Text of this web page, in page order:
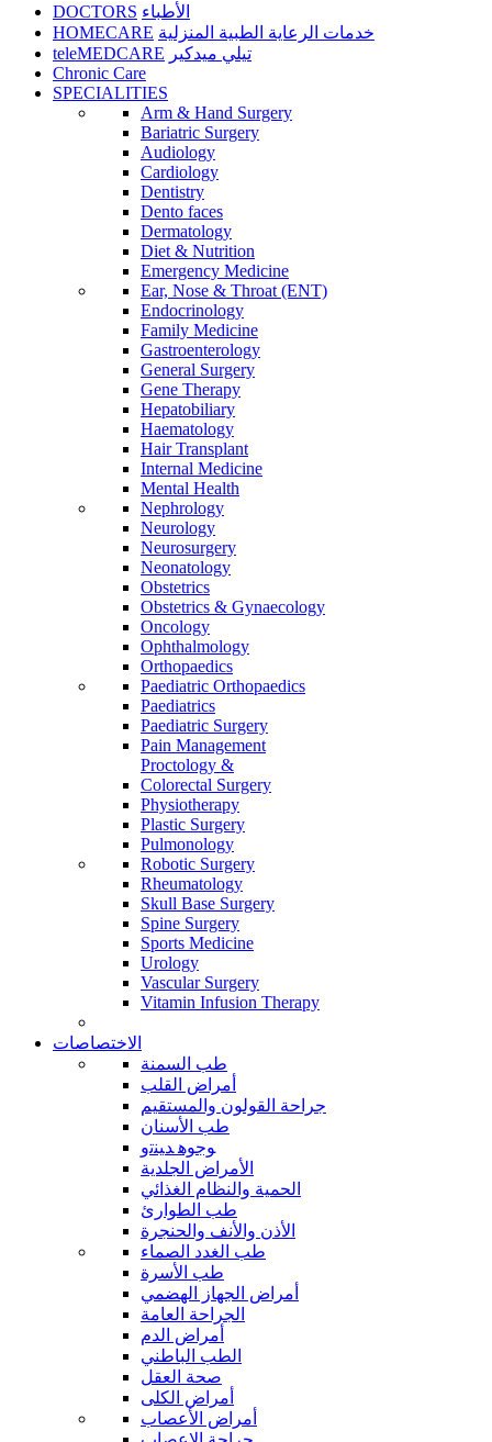
DOCTORS الأطباء
HOMECARE خدمات الرعاية الطبية المنزلية
teleMEDCARE تيلي ميدكير
Chronic Care
SPECIALITIES
Arm & Hand Surgery
Bariatric Surgery
Audiology
Cardiology
Dentistry
Dento faces
Dermatology
Diet & Nutrition
Emergency Medicine
Ear, Nose & Throat (ENT)
Endocrinology
Family Medicine
Gastroenterology
General Surgery
Gene Therapy
Hepatobiliary
Haematology
Hair Transplant
Internal Medicine
Mental Health
Nephrology
Neurology
Neurosurgery
Neonatology
Obstetrics
Obstetrics & Gynaecology
Oncology
Ophthalmology
Orthopaedics
Paediatric Orthopaedics
Paediatrics
Paediatric Surgery
Pain Management
Proctology &
Colorectal Surgery
Physiotherapy
Plastic Surgery
Pulmonology
Robotic Surgery
Rheumatology
Skull Base Surgery
Spine Surgery
Sports Medicine
Urology
Vascular Surgery
Vitamin Infusion Therapy
الاختصاصات
طب السمنة
أمراض القلب
جراحة القولون والمستقيم
طب الأسنان
ﻮﺟﻮﻫ ﺪﻴﻨﺗﻭ
الأمراض الجلدية
الحمية والنظام الغذائي
طب الطوارئ
الأذن والأنف والحنجرة
طب الغدد الصماء
طب الأسرة
أمراض الجهاز الهضمي
الجراحة العامة
أمراض الدم
الطب الباطني
صحة العقل
أمراض الكلى
أمراض الأعصاب